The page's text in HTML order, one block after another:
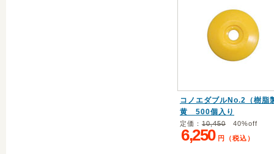
コノエダブルNo.2（樹脂
黄 500個入り
定価： 10,450 40%off
6,250 円（税込）